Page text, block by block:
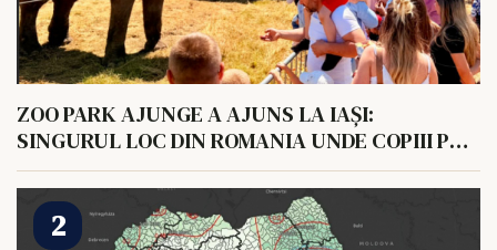
ZOO PARK AJUNGE A AJUNS LA IAȘI:
SINGURUL LOC DIN ROMANIA UNDE COPIII POT
HRANI UN ELEFANT